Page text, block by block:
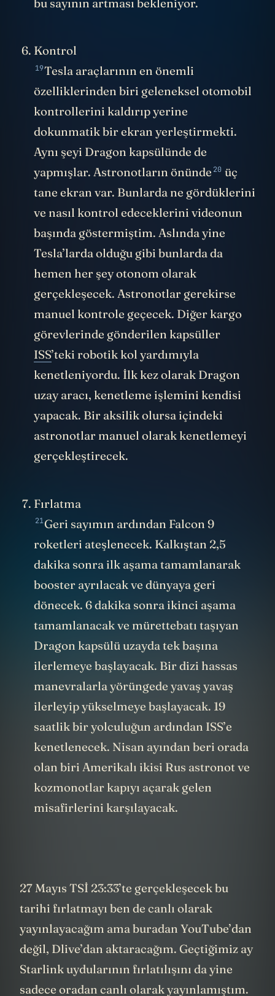
Kontrol
19Tesla araçlarının en önemli
özelliklerinden biri geleneksel otomobil
kontrollerini kaldırıp yerine
dokunmatik bir ekran yerleştirmekti.
Aynı şeyi Dragon kapsülünde de
yapmışlar. Astronotların önünde 20 üç
tane ekran var. Bunlarda ne gördüklerini
ve nasıl kontrol edeceklerini videonun
başında göstermiştim. Aslında yine
Tesla’larda olduğu gibi bunlarda da
hemen her şey otonom olarak
gerçekleşecek. Astronotlar gerekirse
manuel kontrole geçecek. Diğer kargo
görevlerinde gönderilen kapsüller
ISS’teki robotik kol yardımıyla
kenetleniyordu. İlk kez olarak Dragon
uzay aracı, kenetleme işlemini kendisi
yapacak. Bir aksilik olursa içindeki
astronotlar manuel olarak kenetlemeyi
gerçekleştirecek.
Fırlatma
21Geri sayımın ardından Falcon 9
roketleri ateşlenecek. Kalkıştan 2,5
dakika sonra ilk aşama tamamlanarak
booster ayrılacak ve dünyaya geri
dönecek. 6 dakika sonra ikinci aşama
tamamlanacak ve mürettebatı taşıyan
Dragon kapsülü uzayda tek başına
ilerlemeye başlayacak. Bir dizi hassas
manevralarla yörüngede yavaş yavaş
ilerleyip yükselmeye başlayacak. 19
saatlik bir yolculuğun ardından ISS’e
kenetlenecek. Nisan ayından beri orada
olan biri Amerikalı ikisi Rus astronot ve
kozmonotlar kapıyı açarak gelen
misafirlerini karşılayacak.
27 Mayıs TSİ 23:33’te gerçekleşecek bu
tarihi fırlatmayı ben de canlı olarak
yayınlayacağım ama buradan YouTube’dan
değil, Dlive’dan aktaracağım. Geçtiğimiz ay
Starlink uydularının fırlatılışını da yine
sadece oradan canlı olarak yayınlamıştım.